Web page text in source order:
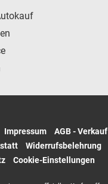
Impressum
AGB - Verkauf
Widerrufsbelehrung
Cookie-Einstellungen